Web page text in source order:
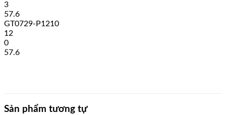
3
57.6
GT0729-P1210
12
0
57.6
Sản phẩm tương tự